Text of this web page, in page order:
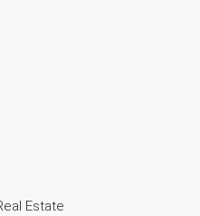
Estate